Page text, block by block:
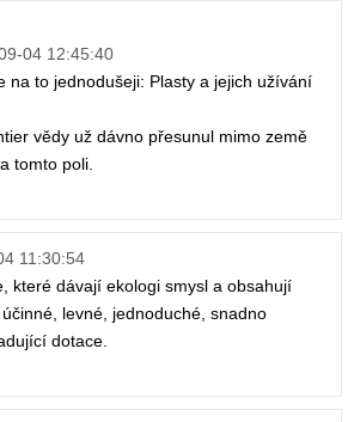
04 12:45:40
na to jednodušeji: Plasty a jejich užívání
vědy už dávno přesunul mimo země
tomto poli.
11:30:54
které dávají ekologi smysl a obsahují
levné, jednoduché, snadno
dotace.